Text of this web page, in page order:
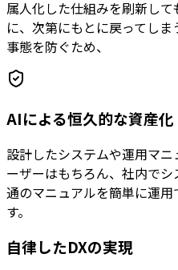
属人化した仕組みを刷新し
に、次第にもとに戻ってし
事態を防ぐため、
AIによる恒久的な資産化
設計したシステムや運用マ
ーザーはもちろん、社内で
通のマニュアルを簡単に運
す。
自律したDXの実現